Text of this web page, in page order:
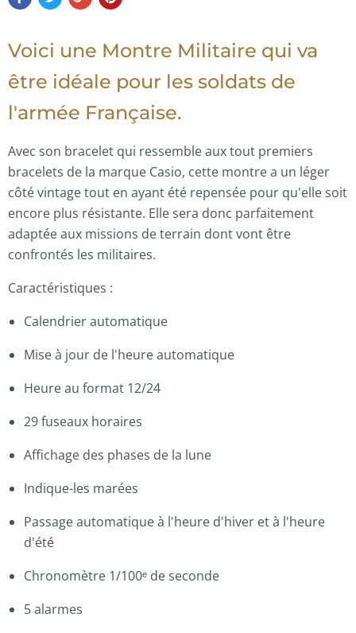
Voici une Montre Militaire qui va
être idéale pour les soldats de
l'armée Française.
Avec son bracelet qui ressemble aux tout premiers
bracelets de la marque Casio, cette montre a un léger
côté vintage tout en ayant été repensée pour qu'elle soit
encore plus résistante. Elle sera donc parfaitement
adaptée aux missions de terrain dont vont être
confrontés les militaires.
Caractéristiques :
Calendrier automatique
Mise à jour de l'heure automatique
Heure au format 12/24
29 fuseaux horaires
Affichage des phases de la lune
Indique-les marées
Passage automatique à l'heure d'hiver et à l'heure
d'été
Chronomètre 1/100ᵉ de seconde
5 alarmes